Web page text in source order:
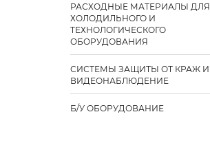
РАСХОДНЫЕ МАТЕРИАЛЫ ДЛЯ
ХОЛОДИЛЬНОГО И
ТЕХНОЛОГИЧЕСКОГО
ОБОРУДОВАНИЯ
СИСТЕМЫ ЗАЩИТЫ ОТ КРАЖ И
ВИДЕОНАБЛЮДЕНИЕ
Б/У ОБОРУДОВАНИЕ